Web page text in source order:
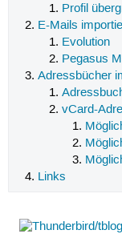
Profil
E-Mails
Evolution
Pegasus
Adressbücher
vCard-
Links